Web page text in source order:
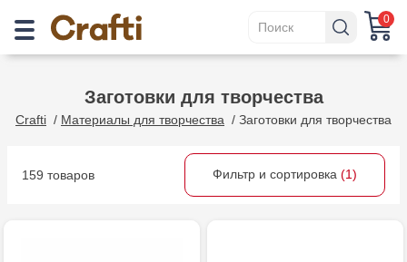
0
Заготовки для творчества
Crafti / Материалы для творчества / Заготовки для творчества
159 товаров Фильтр и сортировка (1)